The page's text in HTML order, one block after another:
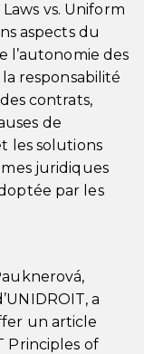
vs. Uniform
aspects du
l’autonomie des
responsabilité
contrats,
de
les solutions
juridiques
par les
a
un article
Principles of